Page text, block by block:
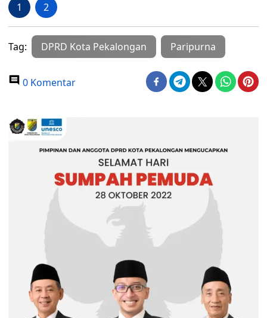
1 2
Tag: DPRD Kota Pekalongan Paripurna
0 Komentar